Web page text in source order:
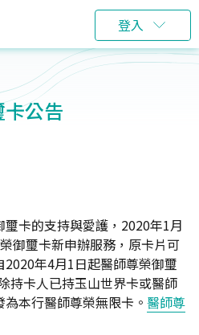
登入
公告
卡的支持與愛護，2020年1月
御璽卡新申辦服務，原卡片可
年4月1日起醫師尊榮御璽
持卡人已持玉山世界卡或醫師
本行醫師尊榮無限卡。 醫師尊